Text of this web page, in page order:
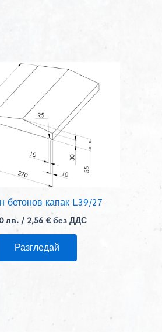
бетонов капак L39/27
лв. / 2,56 € без ДДС
Разгледай